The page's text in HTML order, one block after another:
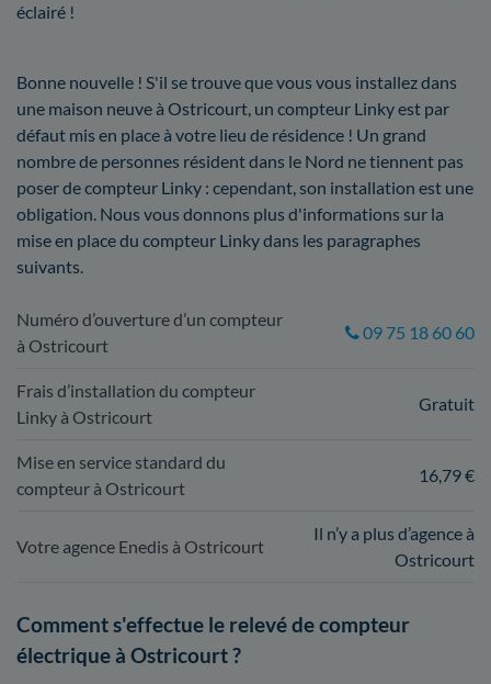
éclairé !
Bonne nouvelle ! S'il se trouve que vous vous installez dans
une maison neuve à Ostricourt, un compteur Linky est par
défaut mis en place à votre lieu de résidence ! Un grand
nombre de personnes résident dans le Nord ne tiennent pas
poser de compteur Linky : cependant, son installation est une
obligation. Nous vous donnons plus d'informations sur la
mise en place du compteur Linky dans les paragraphes
suivants.
Numéro d’ouverture d’un compteur
à Ostricourt
09 75 18 60 60
Frais d’installation du compteur
Linky à Ostricourt
Gratuit
Mise en service standard du
compteur à Ostricourt
16,79 €
Votre agence Enedis à Ostricourt
Il n’y a plus d’agence à
Ostricourt
Comment s'effectue le relevé de compteur
électrique à Ostricourt ?